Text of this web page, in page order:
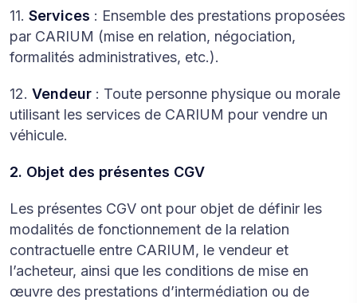
11. Services : Ensemble des prestations proposées
par CARIUM (mise en relation, négociation,
formalités administratives, etc.).
12. Vendeur : Toute personne physique ou morale
utilisant les services de CARIUM pour vendre un
véhicule.
2. Objet des présentes CGV
Les présentes CGV ont pour objet de définir les
modalités de fonctionnement de la relation
contractuelle entre CARIUM, le vendeur et
l’acheteur, ainsi que les conditions de mise en
œuvre des prestations d’intermédiation ou de